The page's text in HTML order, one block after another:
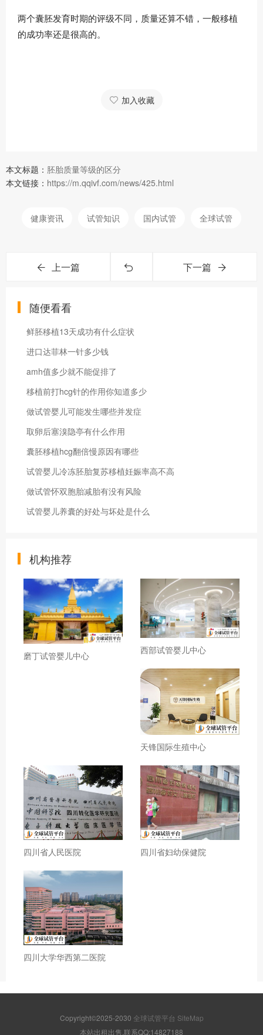
两个囊胚发育时期的评级不同，质量还算不错，一般移植
的成功率还是很高的。
加入收藏
本文标题： 胚胎质量等级的区分
本文链接： https://m.qqivf.com/news/425.html
健康资讯 试管知识 国内试管 全球试管
上一篇 下一篇
随便看看
鲜胚移植13天成功有什么症状
进口达菲林一针多少钱
amh值多少就不能促排了
移植前打hcg针的作用你知道多少
做试管婴儿可能发生哪些并发症
取卵后塞溴隐亭有什么作用
囊胚移植hcg翻倍慢原因有哪些
试管婴儿冷冻胚胎复苏移植妊娠率高不高
做试管怀双胞胎减胎有没有风险
试管婴儿养囊的好处与坏处是什么
机构推荐
磨丁试管婴儿中心 西部试管婴儿中心
天锋国际生殖中心
四川省人民医院 四川省妇幼保健院
四川大学华西第二医院
Copyright©2025-2030 全球试管平台 SiteMap
本站出租出售,联系QQ:14827188